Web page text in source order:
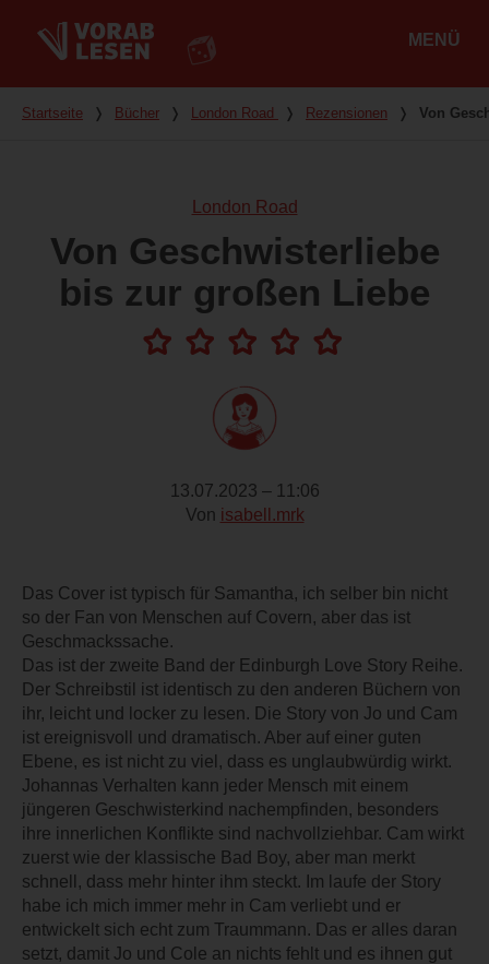
MENÜ
Du bist hier
Startseite ❭ Bücher ❭ London Road ❭ Rezensionen ❭ Von
London Road
Von Geschwisterliebe
bis zur großen Liebe
13.07.2023 – 11:06
Von isabell.mrk
Das Cover ist typisch für Samantha, ich selber bin nicht
so der Fan von Menschen auf Covern, aber das ist
Geschmackssache.
Das ist der zweite Band der Edinburgh Love Story Reihe.
Der Schreibstil ist identisch zu den anderen Büchern von
ihr, leicht und locker zu lesen. Die Story von Jo und Cam
ist ereignisvoll und dramatisch. Aber auf einer guten
Ebene, es ist nicht zu viel, dass es unglaubwürdig wirkt.
Johannas Verhalten kann jeder Mensch mit einem
jüngeren Geschwisterkind nachempfinden, besonders
ihre innerlichen Konflikte sind nachvollziehbar. Cam wirkt
zuerst wie der klassische Bad Boy, aber man merkt
schnell, dass mehr hinter ihm steckt. Im laufe der Story
habe ich mich immer mehr in Cam verliebt und er
entwickelt sich echt zum Traummann. Das er alles daran
setzt, damit Jo und Cole an nichts fehlt und es ihnen gut